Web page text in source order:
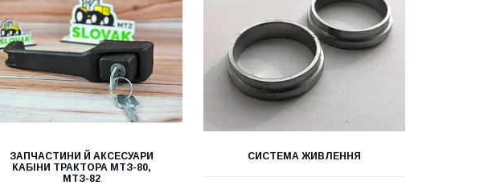
ЗАПЧАСТИНИ Й АКСЕСУАРИ
КАБІНИ ТРАКТОРА МТЗ-80,
МТЗ-82
СИСТЕМА ЖИВЛЕННЯ